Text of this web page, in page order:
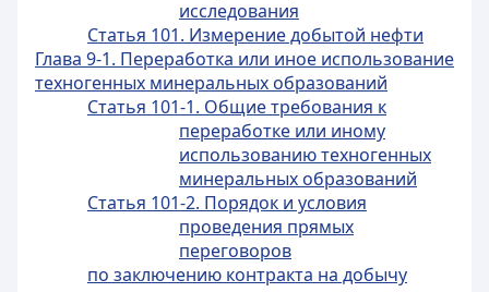
исследования
Статья 101. Измерение добытой нефти
Глава 9-1. Переработка или иное использование
техногенных минеральных образований
Статья 101-1. Общие требования к
переработке или иному
использованию техногенных
минеральных образований
Статья 101-2. Порядок и условия
проведения прямых
переговоров
по заключению контракта на добычу